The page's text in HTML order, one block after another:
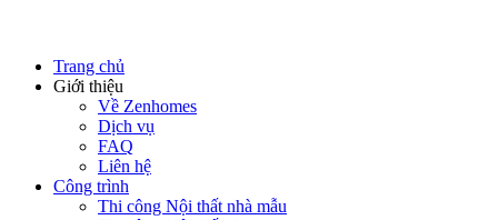
Trang chủ
Giới thiệu
Về Zenhomes
Dịch vụ
FAQ
Liên hệ
Công trình
Thi công Nội thất nhà mẫu